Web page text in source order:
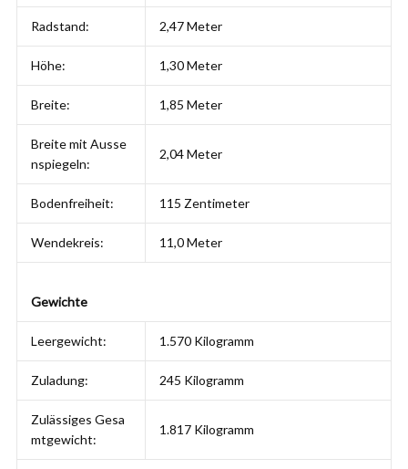
Radstand: 2,47 Meter
Höhe: 1,30 Meter
Breite: 1,85 Meter
Breite mit Ausse
nspiegeln:
2,04 Meter
Bodenfreiheit: 115 Zentimeter
Wendekreis: 11,0 Meter
Gewichte
Leergewicht: 1.570 Kilogramm
Zuladung: 245 Kilogramm
Zulässiges Gesa
mtgewicht:
1.817 Kilogramm